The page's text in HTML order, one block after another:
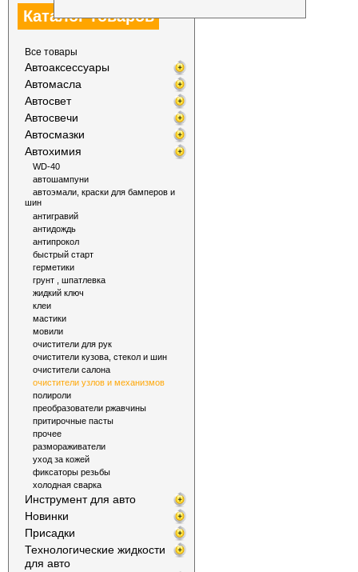
Каталог товаров
Все товары
Автоаксессуары
Автомасла
Автосвет
Автосвечи
Автосмазки
Автохимия
WD-40
автошампуни
автоэмали, краски для бамперов и
шин
антигравий
антидождь
антипрокол
быстрый старт
герметики
грунт , шпатлевка
жидкий ключ
клеи
мастики
мовили
очистители для рук
очистители кузова, стекол и шин
очистители салона
очистители узлов и механизмов
полироли
преобразователи ржавчины
притирочные пасты
прочее
размораживатели
уход за кожей
фиксаторы резьбы
холодная сварка
Инструмент для авто
Новинки
Присадки
Технологические жидкости
для авто